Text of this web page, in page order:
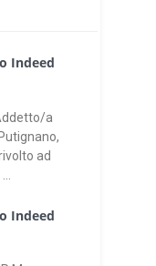
Indeed
a
ad
Indeed